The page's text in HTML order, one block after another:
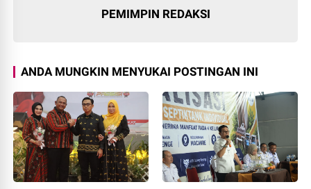
PEMIMPIN REDAKSI
ANDA MUNGKIN MENYUKAI POSTINGAN INI